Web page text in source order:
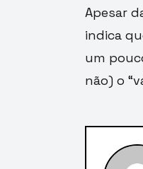
Apesar
indica
um
não) o